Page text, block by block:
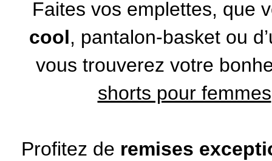
Faites vos emplettes, que
cool, pantalon-basket ou
vous trouverez votre
shorts pour femmes
Profitez de remises